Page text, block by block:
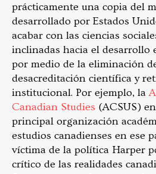
prácticamente una copia del
desarrollado por Estados
acabar con las ciencias
inclinadas hacia el desarrollo
por medio de la eliminación
desacreditación científica y
institucional. Por ejemplo, la
Canadian Studies (ACSUS)
principal organización
estudios canadienses en ese
víctima de la política Harper
crítico de las realidades